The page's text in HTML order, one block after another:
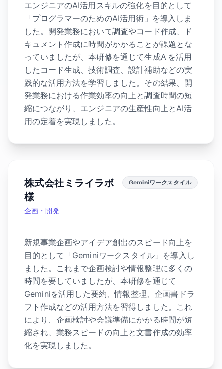
エンジニアのAI活用スキルの強化を目的として
「プログラマーのためのAI活用術」を導入しま
した。開発業務において調査やコード作成、ド
キュメント作成に時間がかかることが課題とな
っていましたが、本研修を通じて生成AIを活用
したコード生成、技術調査、設計補助などの実
践的な活用方法を学習しました。その結果、開
発業務における作業効率の向上と調査時間の短
縮につながり、エンジニアの生産性向上とAI活
用の定着を実現しました。
株式会社ミライラボ
様
企画・開発
Geminiワークスタイル
新規事業企画やアイデア創出のスピード向上を
目的として「Geminiワークスタイル」を導入し
ました。これまで企画検討や情報整理に多くの
時間を要していましたが、本研修を通じて
Geminiを活用した要約、情報整理、企画書ドラ
フト作成などの活用方法を習得しました。これ
により、企画検討や会議準備にかかる時間が短
縮され、業務スピードの向上と文書作成の効率
化を実現しました。